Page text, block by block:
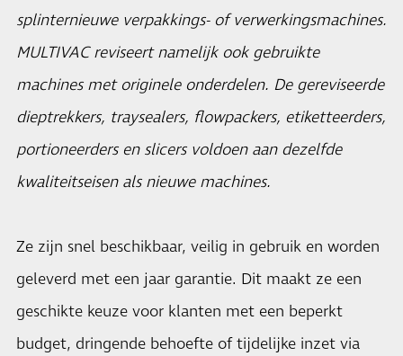
splinternieuwe verpakkings- of verwerkingsmachines.
MULTIVAC reviseert namelijk ook gebruikte
machines met originele onderdelen. De gereviseerde
dieptrekkers, traysealers, flowpackers, etiketteerders,
portioneerders en slicers voldoen aan dezelfde
kwaliteitseisen als nieuwe machines.
Ze zijn snel beschikbaar, veilig in gebruik en worden
geleverd met een jaar garantie. Dit maakt ze een
geschikte keuze voor klanten met een beperkt
budget, dringende behoefte of tijdelijke inzet via